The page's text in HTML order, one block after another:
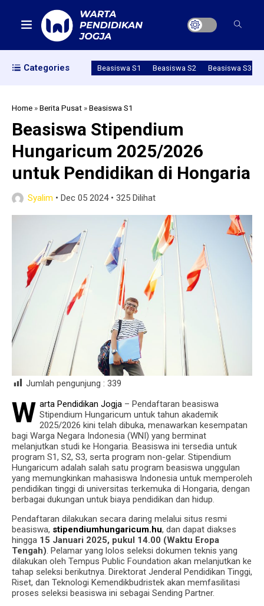
Categories Beasiswa S1 Beasiswa S2 Beasiswa S3
Home »Berita Pusat »Beasiswa S1
Beasiswa Stipendium
Hungaricum 2025/2026
untuk Pendidikan di Hongaria
Syalim • Dec 05 2024• 325 Dilihat
Jumlah pengunjung : 339
W arta Pendidikan Jogja – Pendaftaran beasiswa
Stipendium Hungaricum untuk tahun akademik
2025/2026 kini telah dibuka, menawarkan kesempatan
bagi Warga Negara Indonesia (WNI) yang berminat
melanjutkan studi ke Hongaria. Beasiswa ini tersedia untuk
program S1, S2, S3, serta program non-gelar. Stipendium
Hungaricum adalah salah satu program beasiswa unggulan
yang memungkinkan mahasiswa Indonesia untuk memperoleh
pendidikan tinggi di universitas terkemuka di Hongaria, dengan
berbagai dukungan untuk biaya pendidikan dan hidup.
Pendaftaran dilakukan secara daring melalui situs resmi
beasiswa, stipendiumhungaricum.hu, dan dapat diakses
hingga 15 Januari 2025, pukul 14.00 (Waktu Eropa
Tengah) . Pelamar yang lolos seleksi dokumen teknis yang
dilakukan oleh Tempus Public Foundation akan melanjutkan ke
tahap seleksi berikutnya. Direktorat Jenderal Pendidikan Tinggi,
Riset, dan Teknologi Kemendikbudristek akan memfasilitasi
proses seleksi beasiswa ini sebagai Sending Partner.